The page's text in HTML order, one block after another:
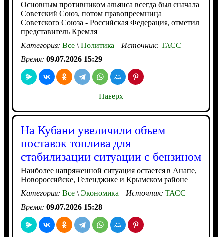
Основным противником альянса всегда был сначала
Советский Союз, потом правопреемница
Советского Союза - Российская Федерация, отметил
представитель Кремля
Категория: Все\Политика Источник: ТАСС
Время: 09.07.2026 15:29
Наверх
На Кубани увеличили объем
поставок топлива для
стабилизации ситуации с бензином
Наиболее напряженной ситуация остается в Анапе,
Новороссийске, Геленджике и Крымском районе
Категория: Все\Экономика Источник: ТАСС
Время: 09.07.2026 15:28